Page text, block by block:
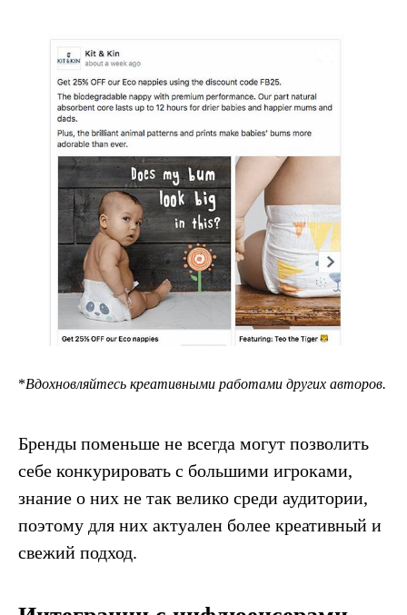
*Вдохновляйтесь креативными работами других авторов.
Бренды поменьше не всегда могут позволить
себе конкурировать с большими игроками,
знание о них не так велико среди аудитории,
поэтому для них актуален более креативный и
свежий подход.